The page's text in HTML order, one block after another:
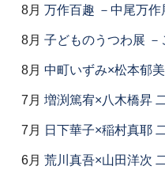
8月 万作百趣 －中尾万作
8月 子どものうつわ展
8月 中町いずみ×松本郁
7月 増渕篤宥×八木橋昇
7月 日下華子×稲村真耶
6月 荒川真吾×山田洋次